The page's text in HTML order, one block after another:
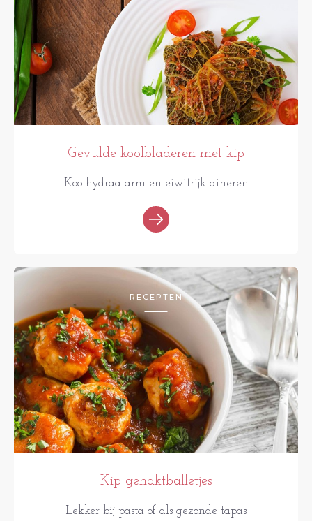
Gevulde koolbladeren met kip
Koolhydraatarm en eiwitrijk dineren
RECEPTEN
Kip gehaktballetjes
Lekker bij pasta of als gezonde tapas